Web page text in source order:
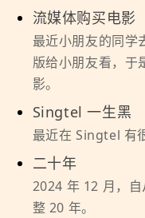
流媒体购买电影
最近小朋友的同学
版给小朋友看，于
影。
Singtel 一生黑
最近在 Singtel 有
二十年
2024 年 12 月，
整 20 年。